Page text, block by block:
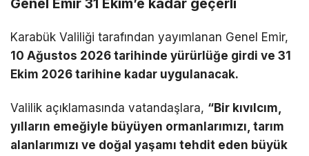
Genel Emir 31 Ekim’e kadar geçerli
Karabük Valiliği tarafından yayımlanan Genel Emir,
10 Ağustos 2026 tarihinde yürürlüğe girdi ve 31
Ekim 2026 tarihine kadar uygulanacak.
Valilik açıklamasında vatandaşlara, “Bir kıvılcım,
yılların emeğiyle büyüyen ormanlarımızı, tarım
alanlarımızı ve doğal yaşamı tehdit eden büyük